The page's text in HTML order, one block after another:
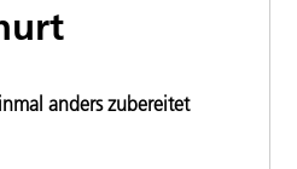
anders zubereitet